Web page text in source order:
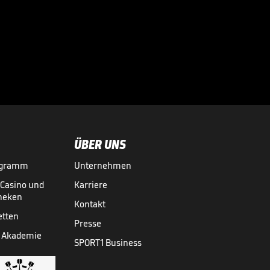
und
Akademie
ÜBER UNS
Unternehmen
Karriere
Kontakt
Presse
SPORT1 Business